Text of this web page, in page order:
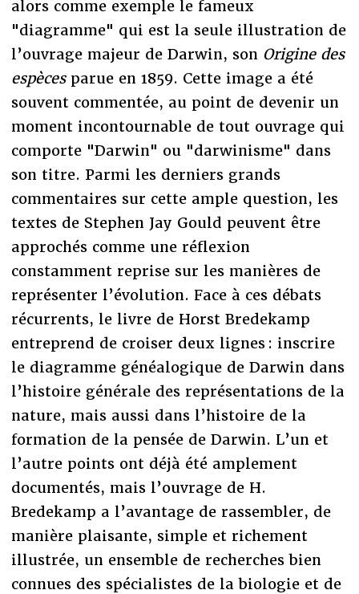
alors comme exemple le fameux
"diagramme" qui est la seule illustration de
l’ouvrage majeur de Darwin, son Origine des
espècesparue en 1859. Cette image a été
souvent commentée, au point de devenir un
moment incontournable de tout ouvrage qui
comporte "Darwin" ou "darwinisme" dans
son titre. Parmi les derniers grands
commentaires sur cette ample question, les
textes de Stephen Jay Gould peuvent être
approchés comme une réflexion
constamment reprise sur les manières de
représenter l’évolution. Face à ces débats
récurrents, le livre de Horst Bredekamp
entreprend de croiser deux lignes : inscrire
le diagramme généalogique de Darwin dans
l’histoire générale des représentations de la
nature, mais aussi dans l’histoire de la
formation de la pensée de Darwin. L’un et
l’autre points ont déjà été amplement
documentés, mais l’ouvrage de H.
Bredekamp a l’avantage de rassembler, de
manière plaisante, simple et richement
illustrée, un ensemble de recherches bien
connues des spécialistes de la biologie et de